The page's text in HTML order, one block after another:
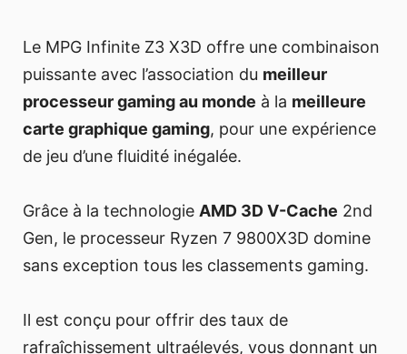
Le MPG Infinite Z3 X3D offre une combinaison
puissante avec l’association du meilleur
processeur gaming au monde à la meilleure
carte graphique gaming, pour une expérience
de jeu d’une fluidité inégalée.
Grâce à la technologie AMD 3D V-Cache 2nd
Gen, le processeur Ryzen 7 9800X3D domine
sans exception tous les classements gaming.
Il est conçu pour offrir des taux de
rafraîchissement ultraélevés, vous donnant un